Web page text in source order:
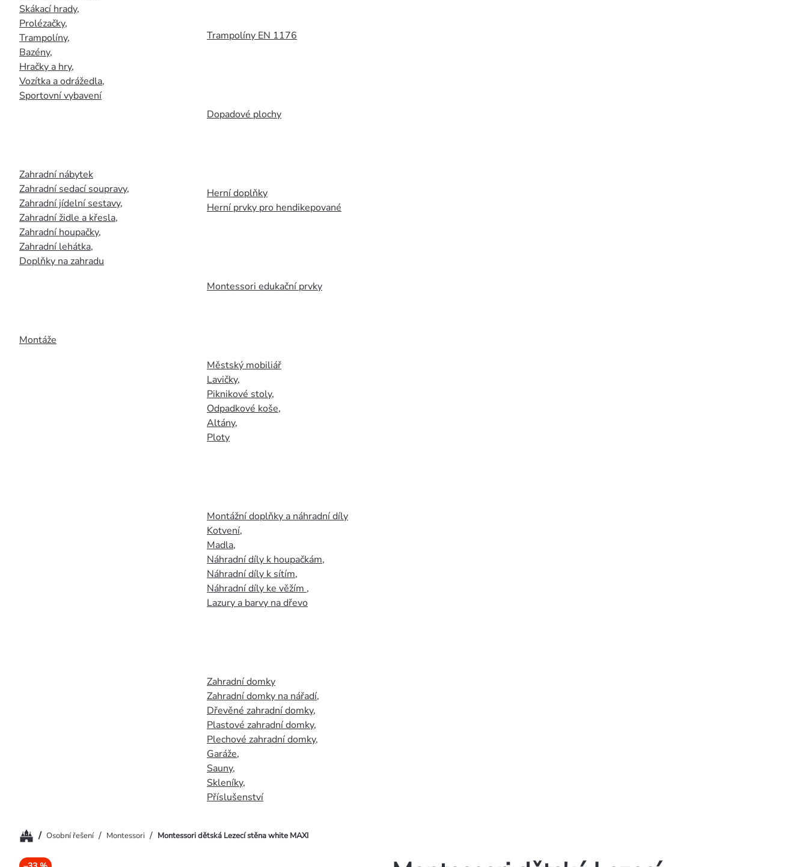
Skákací hrady,
Prolézačky,
Trampolíny,
Bazény,
Hračky a hry,
Vozítka a odrážedla,
Sportovní vybavení
Zahradní nábytek
Zahradní sedací soupravy,
Zahradní jídelní sestavy,
Zahradní židle a křesla,
Zahradní houpačky,
Zahradní lehátka,
Doplňky na zahradu
Montáže
Trampolíny EN 1176
Dopadové plochy
Herní doplňky
Herní prvky pro hendikepované
Montessori edukační prvky
Městský mobiliář
Lavičky,
Piknikové stoly,
Odpadkové koše,
Altány,
Ploty
Montážní doplňky a náhradní díly
Kotvení,
Madla,
Náhradní díly k houpačkám,
Náhradní díly k sítím,
Náhradní díly ke věžím ,
Lazury a barvy na dřevo
Zahradní domky
Zahradní domky na nářadí,
Dřevěné zahradní domky,
Plastové zahradní domky,
Plechové zahradní domky,
Garáže,
Sauny,
Skleníky,
Příslušenství
Domů/ Osobní řešení / Montessori / Montessori dětská Lezecí stěna white MAXI